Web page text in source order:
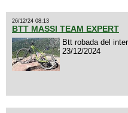
26/12/24 08:13
BTT MASSI TEAM EXPERT
Btt robada del
23/12/2024